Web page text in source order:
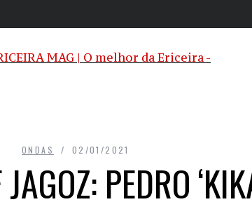
ONDAS 02/01/2021
PEDRO